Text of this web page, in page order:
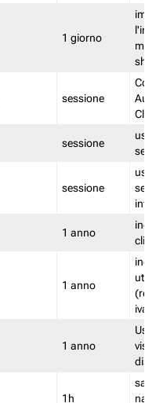
1 giorno
shp
sessione
sessione
sessione
1 anno
1 anno
iva/
1 anno
1h
salva